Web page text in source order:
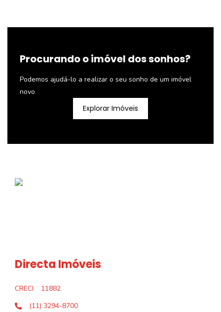
Procurando o imóvel dos sonhos?
Podemos ajudá-lo a realizar o seu sonho de um imóvel
novo
Explorar Imóveis
Directa Imóveis
CRECI
11882
(11) 3294-8700